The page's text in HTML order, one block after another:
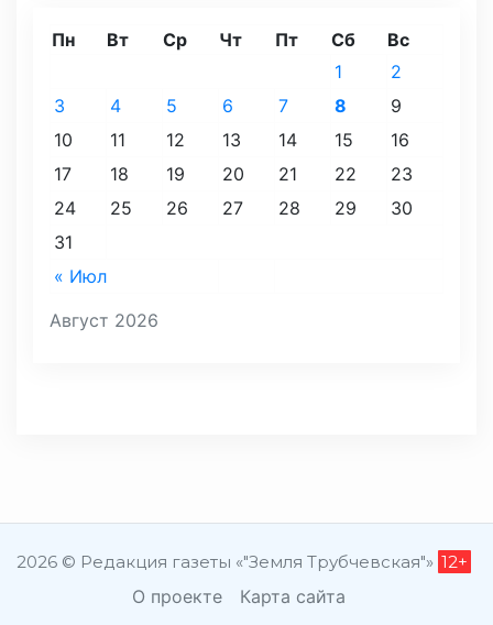
Август 2026
Пн Вт Ср Чт Пт Сб Вс
« Июл
1
2
3
4 5 6 7 8
9
10
11 12 13 14 15
16
17
18 19 20 21 22
23
24
25 26 27 28 29
30
31
2026 © Редакция газеты «"Земля Трубчевская"» 12+
О проекте Карта сайта